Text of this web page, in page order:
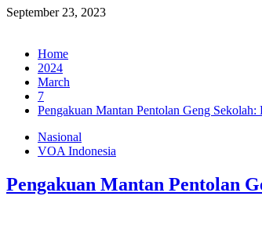
September 23, 2023
Home
2024
March
7
Pengakuan Mantan Pentolan Geng
Nasional
VOA Indonesia
Pengakuan Mantan Pentolan